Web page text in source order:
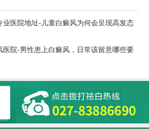
业医院地址-儿童白癜风为何会呈现高发态
医院-男性患上白癜风，日常该留意哪些要